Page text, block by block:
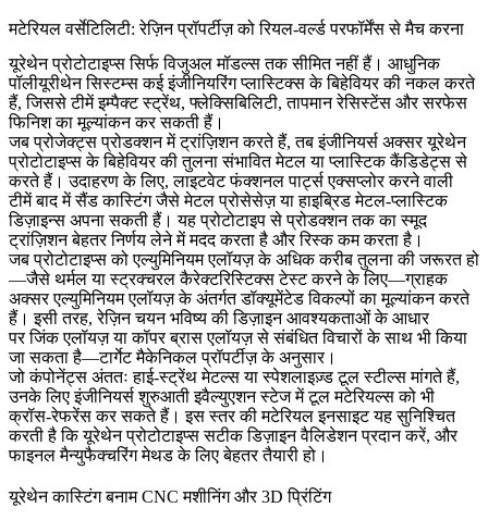
मटेरियल वर्सेटिलिटी: रेज़िन प्रॉपर्टीज़ को रियल-वर्ल्ड परफॉर्मेंस से मैच करना
यूरेथेन प्रोटोटाइप्स सिर्फ विजुअल मॉडल्स तक सीमित नहीं हैं। आधुनिक
पॉलीयूरीथेन सिस्टम्स कई इंजीनियरिंग प्लास्टिक्स के बिहेवियर की नकल करते
हैं, जिससे टीमें इम्पैक्ट स्ट्रेंथ, फ्लेक्सिबिलिटी, तापमान रेसिस्टेंस और सरफेस
फिनिश का मूल्यांकन कर सकती हैं।
जब प्रोजेक्ट्स प्रोडक्शन में ट्रांज़िशन करते हैं, तब इंजीनियर्स अक्सर यूरेथेन
प्रोटोटाइप्स के बिहेवियर की तुलना संभावित मेटल या प्लास्टिक कैंडिडेट्स से
करते हैं। उदाहरण के लिए, लाइटवेट फंक्शनल पार्ट्स एक्सप्लोर करने वाली
टीमें बाद मेंसैंड कास्टिंगजैसे मेटल प्रोसेसेज़ या हाइब्रिड मेटल-प्लास्टिक
डिज़ाइन्स अपना सकती हैं। यह प्रोटोटाइप से प्रोडक्शन तक का स्मूद
ट्रांज़िशन बेहतर निर्णय लेने में मदद करता है और रिस्क कम करता है।
जब प्रोटोटाइप्स को एल्युमिनियम एलॉयज़ के अधिक करीब तुलना की जरूरत हो
—जैसे थर्मल या स्ट्रक्चरल कैरेक्टरिस्टिक्स टेस्ट करने के लिए—ग्राहक
अक्सरएल्युमिनियम एलॉयज़के अंतर्गत डॉक्यूमेंटेड विकल्पों का मूल्यांकन करते
हैं। इसी तरह, रेज़िन चयन भविष्य की डिज़ाइन आवश्यकताओं के आधार
परजिंक एलॉयज़याकॉपर ब्रास एलॉयज़से संबंधित विचारों के साथ भी किया
जा सकता है—टार्गेट मैकेनिकल प्रॉपर्टीज़ के अनुसार।
जो कंपोनेंट्स अंततः हाई-स्ट्रेंथ मेटल्स या स्पेशलाइज़्ड टूल स्टील्स मांगते हैं,
उनके लिए इंजीनियर्स शुरुआती इवैल्युएशन स्टेज मेंटूल मटेरियल्सको भी
क्रॉस-रेफरेंस कर सकते हैं। इस स्तर की मटेरियल इनसाइट यह सुनिश्चित
करती है कि यूरेथेन प्रोटोटाइप्स सटीक डिज़ाइन वैलिडेशन प्रदान करें, और
फाइनल मैन्युफैक्चरिंग मेथड के लिए बेहतर तैयारी हो।
यूरेथेन कास्टिंग बनाम CNC मशीनिंग और 3D प्रिंटिंग